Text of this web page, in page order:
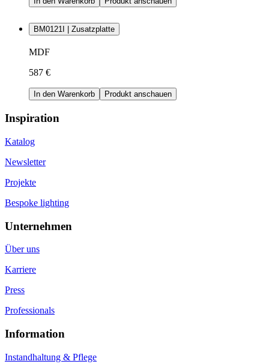
BM0121I | Zusatzplatte
MDF
587 €
In den Warenkorb Produkt anschauen
Inspiration
Katalog
Newsletter
Projekte
Bespoke lighting
Unternehmen
Über uns
Karriere
Press
Professionals
Information
Instandhaltung & Pflege